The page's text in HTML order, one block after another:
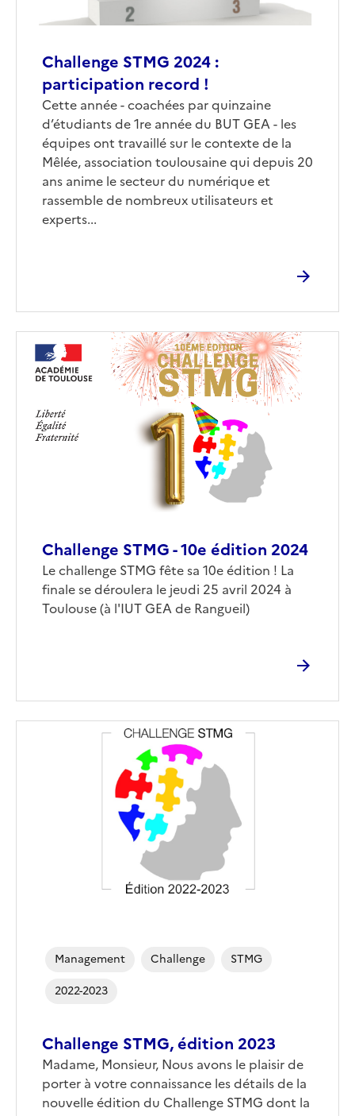
Challenge STMG 2024 :
participation record !
Corps
Cette année - coachées par quinzaine
d’étudiants de 1re année du BUT GEA - les
équipes ont travaillé sur le contexte de la
Mêlée, association toulousaine qui depuis 20
ans anime le secteur du numérique et
rassemble de nombreux utilisateurs et
experts...
Challenge STMG - 10e édition 2024
Corps
Le challenge STMG fête sa 10e édition ! La
finale se déroulera le jeudi 25 avril 2024 à
Toulouse (à l'IUT GEA de Rangueil)
Image
couverture
Challenge STMG, édition 2023
Corps
Madame, Monsieur, Nous avons le plaisir de
porter à votre connaissance les détails de la
nouvelle édition du Challenge STMG dont la
Management Challenge
STMG
2022-2023